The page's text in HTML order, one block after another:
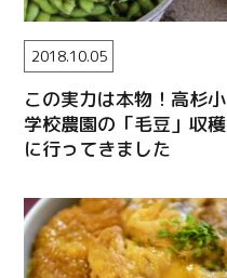
この実力は本物！高杉小
学校農園の「毛豆」収穫
に行ってきました
2018.10.05